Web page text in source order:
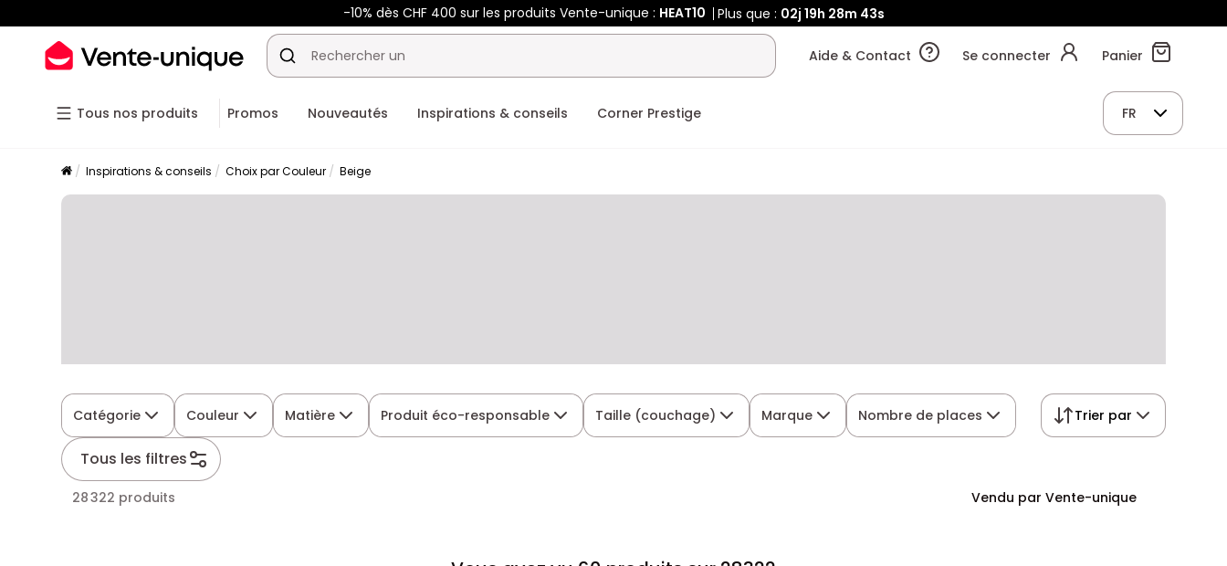
-10% dès CHF 400 sur les produits Vente-unique : HEAT10 Plus que : 02j 19h 28m 43s
Aide & Contact Se connecter Panier
Tous nos produits Promos Nouveautés Inspirations & conseils Corner Prestige FR
Inspirations & conseils Choix par Couleur Beige
Catégorie Couleur Matière Produit éco-responsable Taille (couchage) Marque Nombre de places
Tous les filtres
Trier par
28 322 produits Vendu par Vente-unique